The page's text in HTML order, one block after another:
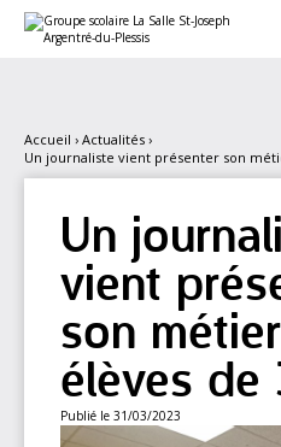
contenu.
personnels
Accueil › Actualités ›
Un journaliste vient présenter son
Un
vient
son
élèves de
Publié le 31/03/2023